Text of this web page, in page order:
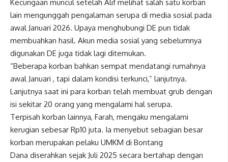
Kecurigaan muncul setelah Alif melihat salah satu korban
lain mengunggah pengalaman serupa di media sosial pada
awal Januari 2026. Upaya menghubungi DE pun tidak
membuahkan hasil. Akun media sosial yang sebelumnya
digunakan DE juga tidak lagi ditemukan.
“Beberapa korban bahkan sempat mendatangi rumahnya
awal Januari , tapi dalam kondisi terkunci,” lanjutnya.
Lanjutnya saat ini para korban telah membuat grub dengan
isi sekitar 20 orang yang mengalami hal serupa.
Terpisah korban lainnya, Farah, mengaku mengalami
kerugian sebesar Rp10 juta. Ia menyebut sebagian besar
korban merupakan pelaku UMKM di Bontang
Dana diserahkan sejak Juli 2025 secara bertahap dengan